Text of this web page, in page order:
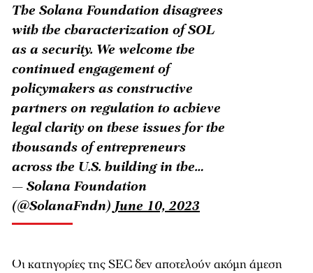
The Solana Foundation disagrees
with the characterization of SOL
as a security. We welcome the
continued engagement of
policymakers as constructive
partners on regulation to achieve
legal clarity on these issues for the
thousands of entrepreneurs
across the U.S. building in the…
— Solana Foundation
(@SolanaFndn) June 10, 2023
Οι κατηγορίες της SEC δεν αποτελούν ακόμη άμεση